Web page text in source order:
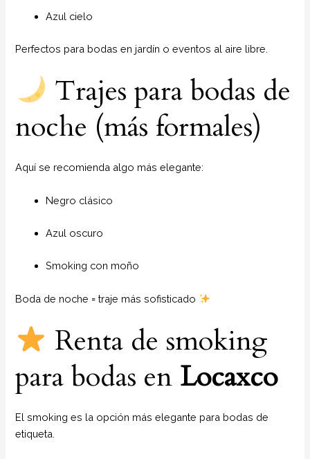
Azul cielo
Perfectos para bodas en jardín o eventos al aire libre.
Trajes para bodas de
noche (más formales)
Aquí se recomienda algo más elegante:
Negro clásico
Azul oscuro
Smoking con moño
Boda de noche = traje más sofisticado
Renta de smoking
para bodas en Locaxco
El smoking es la opción más elegante para bodas de
etiqueta.